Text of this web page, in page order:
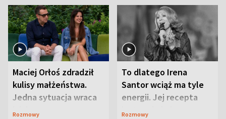
Maciej Orłoś zdradził
kulisy małżeństwa.
Jedna sytuacja wraca
jak bumerang
Rozmowy
To dlatego Irena
Santor wciąż ma tyle
energii. Jej recepta
jest zaskakująco
Rozmowy